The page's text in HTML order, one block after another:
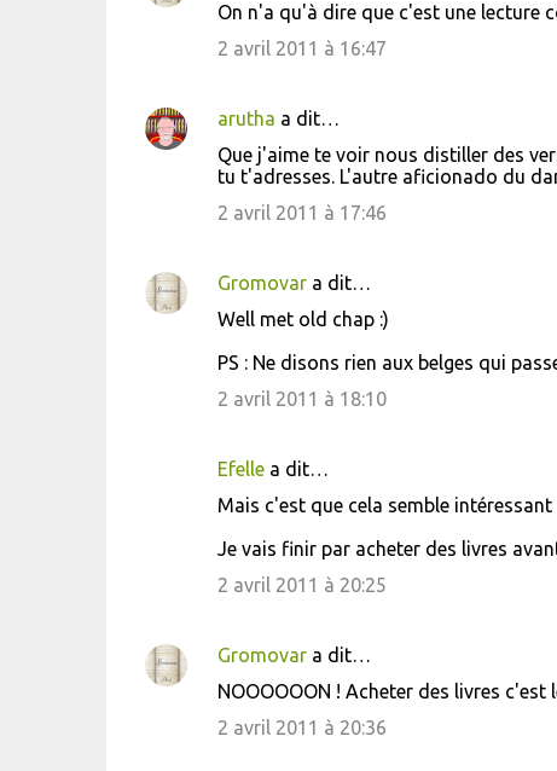
i
On n'a qu'à dire que c'est une lecture
2 avril 2011 à 16:47
arutha a dit…
Que j'aime te voir nous distiller des
tu t'adresses. L'autre aficionado du
2 avril 2011 à 17:46
Gromovara dit…
Well met old chap :)
PS : Ne disons rien aux belges qui
2 avril 2011 à 18:10
Efellea dit…
Mais c'est que cela semble intéressant
Je vais finir par acheter des livres
2 avril 2011 à 20:25
Gromovara dit…
NOOOOOON ! Acheter des livres c'est
2 avril 2011 à 20:36